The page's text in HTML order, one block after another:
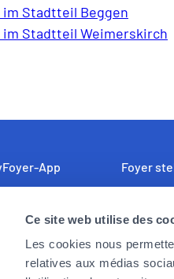
Ce site web utilise des
Les cookies nous
relatives aux médias
Stadtteil Beggen
Stadtteil Weimerskirch
App
Kosten. Sie
in Echtzeit und
und an 7 Tagen der
das Notfalltelefon.
Foyer
angehen